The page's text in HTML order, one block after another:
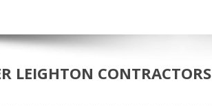
LEIGHTON CONTRACTORS